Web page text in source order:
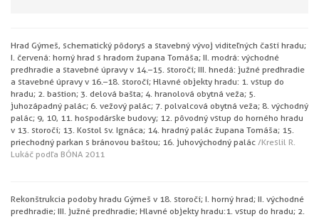
Hrad Gýmeš, schematický pôdorys a stavebný vývoj viditeľných častí hradu;
I. červená: horný hrad s hradom župana Tomáša; II. modrá: východné
predhradie a stavebné úpravy v 14.–15. storočí; III. hnedá: južné predhradie
a stavebné úpravy v 16.–18. storočí; Hlavné objekty hradu: 1. vstup do
hradu; 2. bastion; 3. delová bašta; 4. hranolová obytná veža; 5.
juhozápadný palác; 6. vežový palác; 7. polvalcová obytná veža; 8. východný
palác; 9, 10, 11. hospodárske budovy; 12. pôvodný vstup do horného hradu
v 13. storočí; 13. Kostol sv. Ignáca; 14. hradný palác župana Tomáša; 15.
priechodný parkan s bránovou baštou; 16. juhovýchodný palác /Kreslil R.
Lukáč podľa BÓNA 2011
Rekonštrukcia podoby hradu Gýmeš v 18. storočí; I. horný hrad; II. východné
predhradie; III. južné predhradie; Hlavné objekty hradu:1. vstup do hradu; 2.